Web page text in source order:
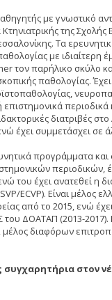
με γνωστικό
της Σχολής
Τα
με ιδιαίτερη
τον παρήλικο σκύλο
παθολογίας. Έχει
περιοδικά
διατριβές
έχει συμμετάσχει σε
προγράμματα και
περιοδικών,
του έχει ανατεθεί η
ECVP). Είναι μέλος
από το 2015, ενώ
ΔΟΑΤΑΠ (2013-2017).
διαφόρων
στον